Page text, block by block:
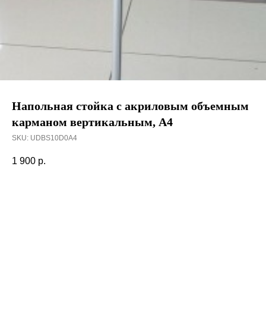
Напольная стойка с акриловым объемным
карманом вертикальным, А4
SKU: UDBS10D0A4
1 900 р.